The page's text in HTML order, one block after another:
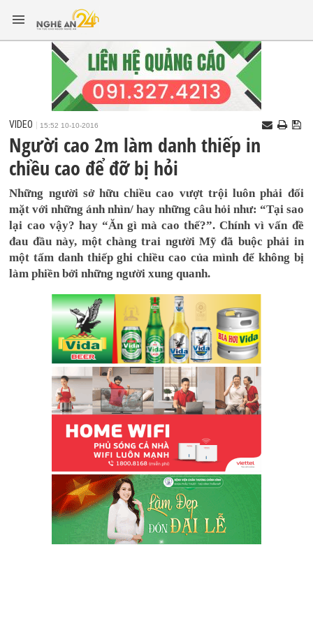
VIDEO 15:52 10-10-2016
Người cao 2m làm danh thiếp in
chiều cao để đỡ bị hỏi
Những người sở hữu chiều cao vượt trội luôn phải đối
mặt với những ánh nhìn/ hay những câu hỏi như: “Tại sao
lại cao vậy? hay “Ăn gì mà cao thế?”. Chính vì vấn đề
đau đầu này, một chàng trai người Mỹ đã buộc phải in
một tấm danh thiếp ghi chiều cao của mình để không bị
làm phiền bởi những người xung quanh.